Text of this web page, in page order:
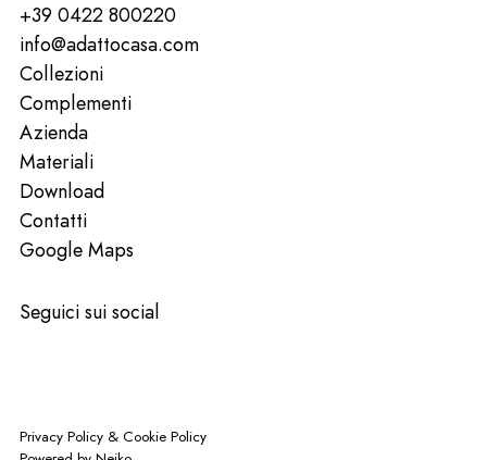
+39 0422 800220
info@adattocasa.com
Collezioni
Complementi
Azienda
Materiali
Download
Contatti
Google Maps
Seguici sui social
Privacy Policy & Cookie Policy